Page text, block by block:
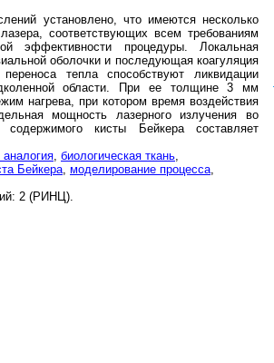
установлено, что имеются несколько
соответствующих всем требованиям
эффективности процедуры. Локальная
оболочки и последующая коагуляция
тепла способствуют ликвидации
области. При ее толщине 3 мм
нагрева, при котором время воздействия
мощность лазерного излучения во
содержимого кисты Бейкера составляет
, биологическая ткань,
Бейкера, моделирование процесса,
2 (РИНЦ).